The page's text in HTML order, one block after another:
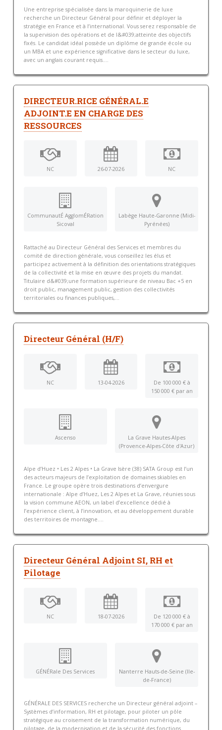
Une entreprise spécialisée dans la maroquinerie de luxe
recherche un Directeur Général pour définir et déployer la
stratégie en France et à l’international. Vous serez responsable de
la supervision des opérations et de l&#039;atteinte des objectifs
fixés. Le candidat idéal possède un diplôme de grande école ou
un MBA et une expérience significative dans le secteur du luxe,
avec un anglais courant requis....
DIRECTEUR.RICE GÉNÉRAL.E
ADJOINT.E EN CHARGE DES
RESSOURCES
NC 26-07-2026 NC
CommunautÉ AgglomÉRation
Sicoval
Labège Haute-Garonne (Midi-
Pyrénées)
Rattaché au Directeur Général des Services et membres du
comité de direction générale, vous conseillez les élus et
participez activement à la définition des orientations stratégiques
de la collectivité et la mise en œuvre des projets du mandat.
Titulaire d&#039;une formation supérieure de niveau Bac +5 en
droit public, management public, gestion des collectivités
territoriales ou finances publiques,...
Directeur Général (H/F)
NC 13-04-2026
De 100 000 € à
150 000 € par an
Ascenso
La Grave Hautes-Alpes
(Provence-Alpes-Côte d'Azur)
Alpe d’Huez • Les 2 Alpes • La Grave Isère (38) SATA Group est l’un
des acteurs majeurs de l’exploitation de domaines skiables en
France. Le groupe opère trois destinations d’envergure
internationale : Alpe d’Huez, Les 2 Alpes et La Grave, réunies sous
la vision commune AEON, un label d’excellence dédié à
l’expérience client, à l’innovation, et au développement durable
des territoires de montagne....
Directeur Général Adjoint SI, RH et
Pilotage
NC 18-07-2026
De 120 000 € à
170 000 € par an
GÉNÉRale Des Services
Nanterre Hauts-de-Seine (Ile-
de-France)
GÉNÉRALE DES SERVICES recherche un Directeur général adjoint –
Systèmes d’information, RH et pilotage, pour piloter un pôle
stratégique au croisement de la transformation numérique, du
pilotage, de la modernisation et de la sécurité des fonctions